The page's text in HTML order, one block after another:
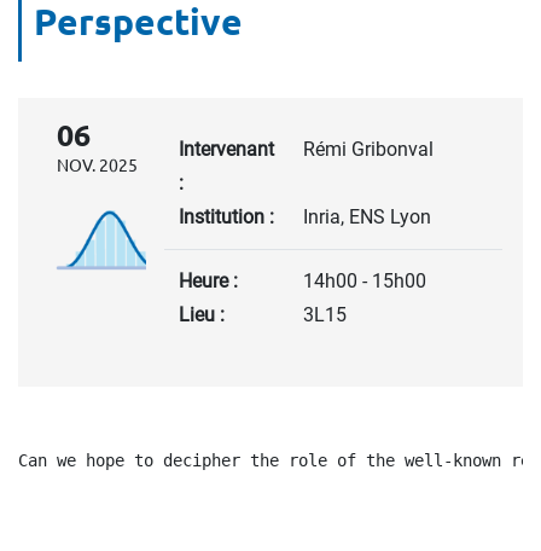
Perspective
06
NOV. 2025
Intervenant
:
Rémi Gribonval
Institution : Inria, ENS Lyon
Heure :
14h00 - 15h00
Lieu :
3L15